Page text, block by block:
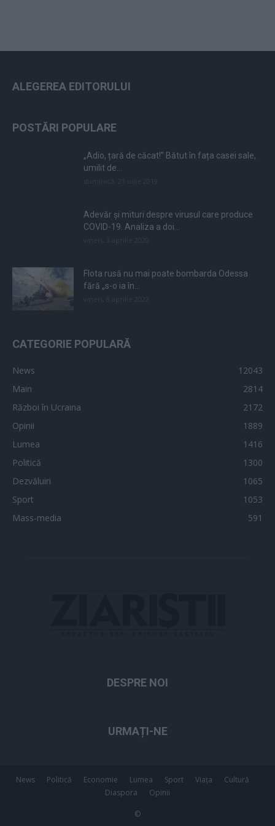
ALEGEREA EDITORULUI
POSTĂRI POPULARE
„Adio, țară de căcat!” Bătut în fața casei sale,
umilit de...
Adevăr și mituri despre virusul care produce
COVID-19. Analiza a doi...
Flota rusă nu mai poate bombarda Odessa
fără „s-o ia în...
CATEGORIE POPULARĂ
News
12043
Main
2814
Război în Ucraina
2172
Opinii
1889
Lumea
1416
Politică
1300
Dezvăluiri
1065
Sport
1053
Mass-media
591
DESPRE NOI
URMAȚI-NE
News Politică Economie Lumea Sport Viața
Cultură
Diaspora
Opinii
©